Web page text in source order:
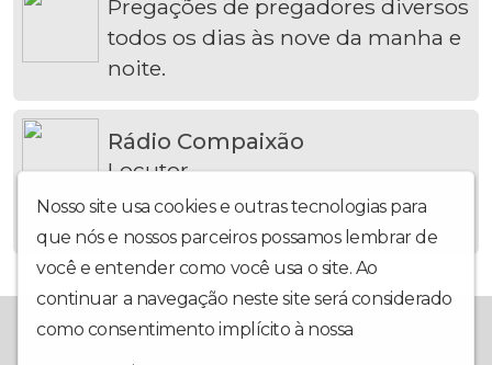
Pregações de pregadores diversos
todos os dias às nove da manha e
noite.
Rádio Compaixão
Locutor
Nosso site usa cookies e outras tecnologias para
que nós e nossos parceiros possamos lembrar de
você e entender como você usa o site. Ao
continuar a navegação neste site será considerado
como consentimento implícito à nossa
.
Uma rádio cristã com música conservadora e programação